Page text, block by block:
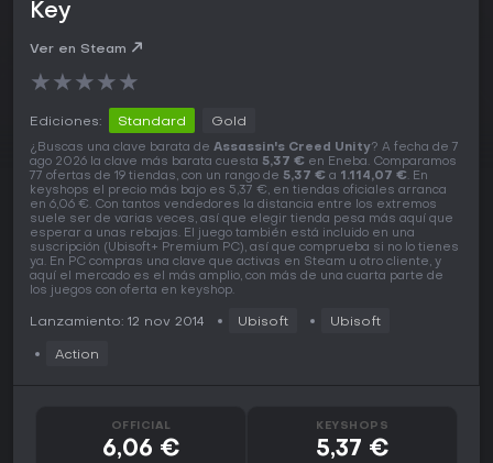
Key
Ver en Steam
★★★★★
Ediciones: Standard Gold
¿Buscas una clave barata de Assassin's Creed Unity? A fecha de 7
ago 2026 la clave más barata cuesta 5,37 € en Eneba. Comparamos
77 ofertas de 19 tiendas, con un rango de 5,37 € a 1.114,07 €. En
keyshops el precio más bajo es 5,37 €, en tiendas oficiales arranca
en 6,06 €. Con tantos vendedores la distancia entre los extremos
suele ser de varias veces, así que elegir tienda pesa más aquí que
esperar a unas rebajas. El juego también está incluido en una
suscripción (Ubisoft+ Premium PC), así que comprueba si no lo tienes
ya. En PC compras una clave que activas en Steam u otro cliente, y
aquí el mercado es el más amplio, con más de una cuarta parte de
los juegos con oferta en keyshop.
Lanzamiento: 12 nov 2014 Ubisoft Ubisoft
Action
OFFICIAL
6,06 €
KEYSHOPS
5,37 €